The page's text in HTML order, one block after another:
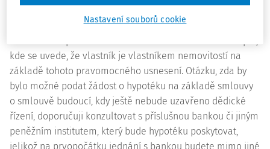
vydáno pravomocné usnesení soudu (notáře) o dědictví.
kde se uvede, že vlastník je vlastníkem nemovitostí na
základě tohoto pravomocného usnesení. Otázku, zda by
bylo možné podat žádost o hypotéku na základě smlouvy
o smlouvě budoucí, kdy ještě nebude uzavřeno dědické
řízení, doporučuji konzultovat s příslušnou bankou či jiným
peněžním institutem, který bude hypotéku poskytovat,
jelikož na prvopočátku jednání s bankou budete mimo jiné
Nastavení souborů cookie